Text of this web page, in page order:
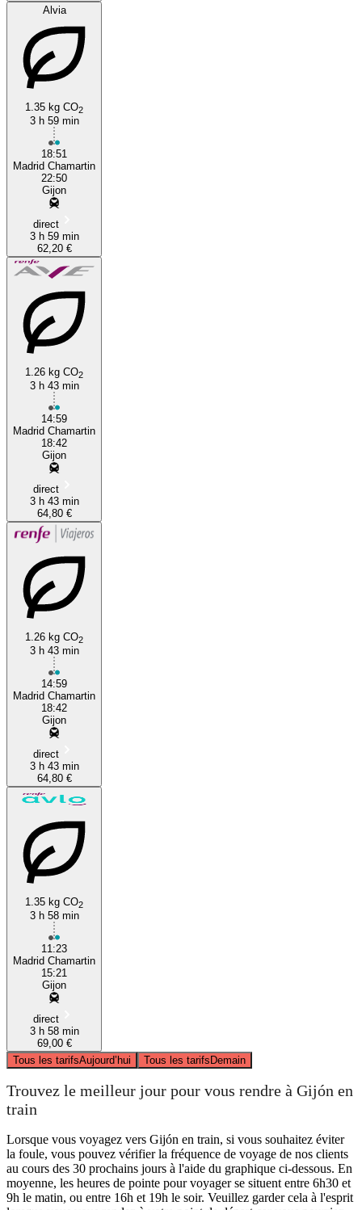
Alvia
1.35 kg CO2
3 h 59 min
18:51
Madrid Chamartin
22:50
Gijon
direct
3 h 59 min
62,20 €
1.26 kg CO2
3 h 43 min
14:59
Madrid Chamartin
18:42
Gijon
direct
3 h 43 min
64,80 €
1.26 kg CO2
3 h 43 min
14:59
Madrid Chamartin
18:42
Gijon
direct
3 h 43 min
64,80 €
1.35 kg CO2
3 h 58 min
11:23
Madrid Chamartin
15:21
Gijon
direct
3 h 58 min
69,00 €
Tous les tarifsAujourd’hui Tous les tarifsDemain
Trouvez le meilleur jour pour vous rendre à Gijón en
train
Lorsque vous voyagez vers Gijón en train, si vous souhaitez éviter
la foule, vous pouvez vérifier la fréquence de voyage de nos clients
au cours des 30 prochains jours à l'aide du graphique ci-dessous. En
moyenne, les heures de pointe pour voyager se situent entre 6h30 et
9h le matin, ou entre 16h et 19h le soir. Veuillez garder cela à l'esprit